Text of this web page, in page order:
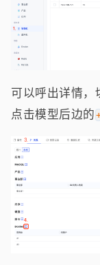
可以呼出详情，
点击模型后边的